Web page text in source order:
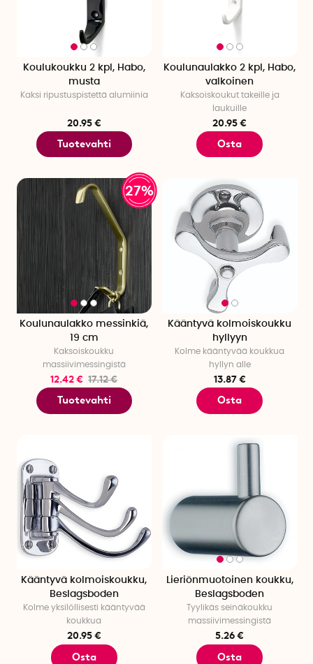
Koulukoukku 2 kpl, Habo,
musta
Kaksi ripustuspistettä alumiinia
20.95 €
Tuotevahti
Koulunaulakko 2 kpl, Habo,
valkoinen
Kaksoiskoukut takeille ja
laukuille
20.95 €
Osta
27%
Koulunaulakko messinkiä,
19 cm
Kaksoiskoukku
massiivimessingistä
12.42 € 17.12 €
Tuotevahti
Kääntyvä kolmoiskoukku
hyllyyn
Kolme kääntyvää koukkua
hyllyn alle
13.87 €
Osta
Kääntyvä kolmoiskoukku,
Beslagsboden
Kolme yksilöllisesti kääntyvää
koukkua
20.95 €
Osta
Lieriönmuotoinen koukku,
Beslagsboden
Tyylikäs seinäkoukku
massiivimessingistä
5.26 €
Osta